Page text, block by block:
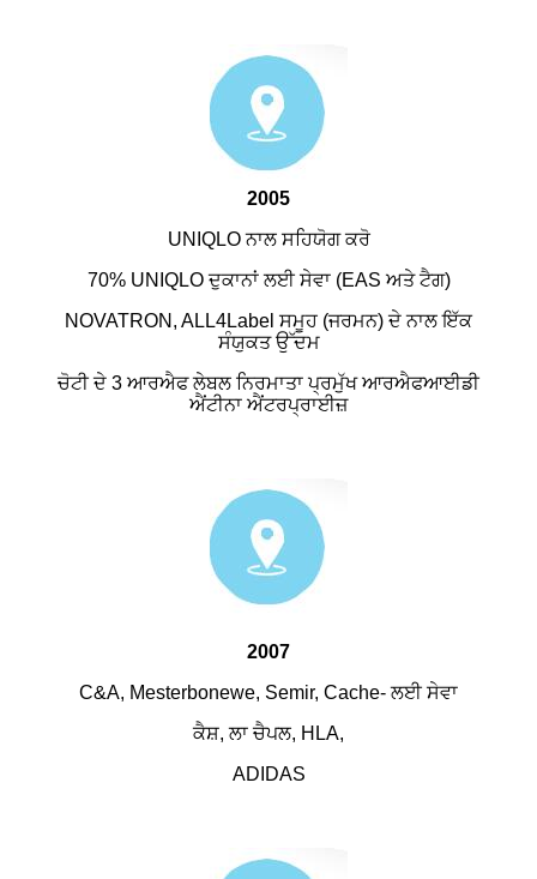
2005
UNIQLO ਨਾਲ ਸਹਿਯੋਗ ਕਰੋ
70% UNIQLO ਦੁਕਾਨਾਂ ਲਈ ਸੇਵਾ (EAS ਅਤੇ ਟੈਗ)
NOVATRON, ALL4Label ਸਮੂਹ (ਜਰਮਨ) ਦੇ ਨਾਲ ਇੱਕ
ਸੰਯੁਕਤ ਉੱਦਮ
ਚੋਟੀ ਦੇ 3 ਆਰਐਫ ਲੇਬਲ ਨਿਰਮਾਤਾ ਪ੍ਰਮੁੱਖ ਆਰਐਫਆਈਡੀ
ਐਂਟੀਨਾ ਐਂਟਰਪ੍ਰਾਈਜ਼
2007
C&A, Mesterbonewe, Semir, Cache- ਲਈ ਸੇਵਾ
ਕੈਸ਼, ਲਾ ਚੈਪਲ, HLA,
ADIDAS